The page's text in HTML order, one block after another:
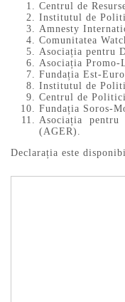
Centrul de
Institutul de
Amnesty
Comunitatea
Asociația pentru
Asociația Promo-
Fundația Est-
Institutul de
Centrul de
Fundația Soros-
Asociația pentru
(AGER).
Declarația este